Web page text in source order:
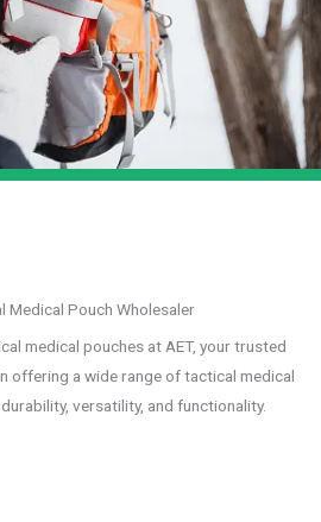
Medical Pouch Wholesaler
medical pouches at AET, your trusted
offering a wide range of tactical medical
versatility, and functionality.